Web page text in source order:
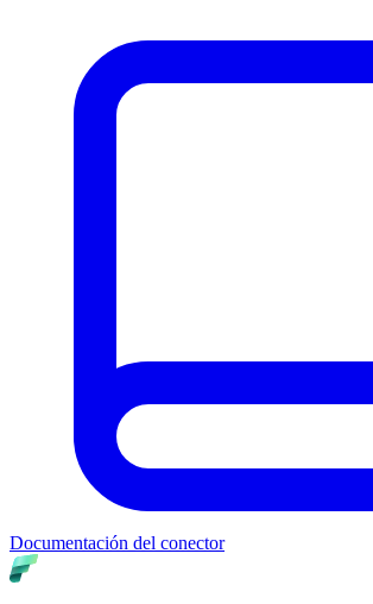
Documentación del conector